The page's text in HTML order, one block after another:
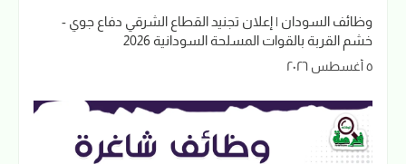
وظائف السودان | إعلان تجنيد القطاع الشرقي دفاع جوي -
خشم القربة بالقوات المسلحة السودانية 2026
٥ أغسطس ٢٠٢٦